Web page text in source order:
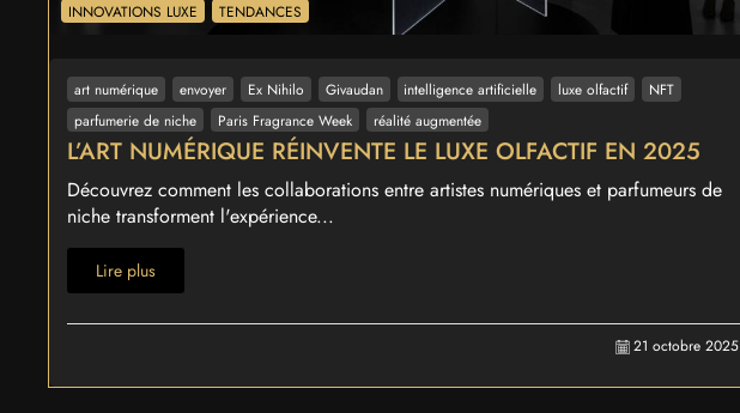
INNOVATIONS LUXE TENDANCES
art numérique envoyer Ex Nihilo Givaudan intelligence artificielle luxe olfactif
NFT
parfumerie de niche
Paris Fragrance Week réalité augmentée
L’ART NUMÉRIQUE RÉINVENTE LE LUXE OLFACTIF EN 2025
Découvrez comment les collaborations entre artistes numériques et parfumeurs de
niche transforment l'expérience...
Lire plus
21 octobre 2025